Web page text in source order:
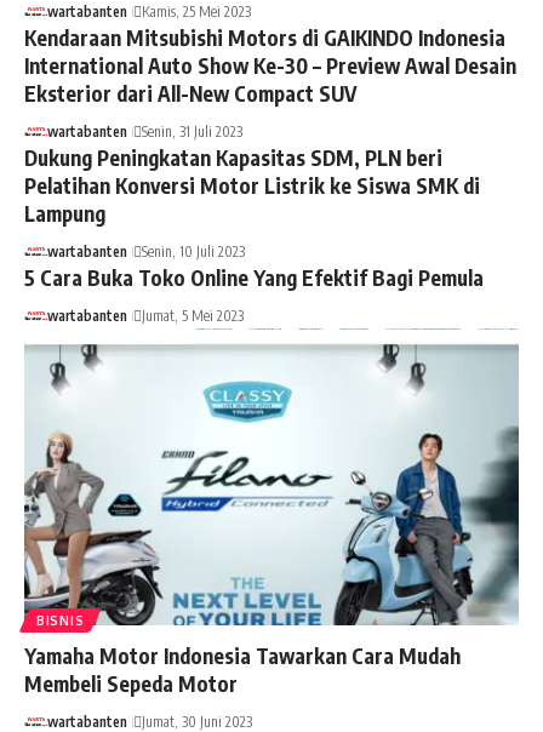
wartabanten Kamis, 25 Mei 2023
Kendaraan Mitsubishi Motors di GAIKINDO Indonesia
International Auto Show Ke-30 – Preview Awal Desain
Eksterior dari All-New Compact SUV
wartabanten Senin, 31 Juli 2023
Dukung Peningkatan Kapasitas SDM, PLN beri
Pelatihan Konversi Motor Listrik ke Siswa SMK di
Lampung
wartabanten Senin, 10 Juli 2023
5 Cara Buka Toko Online Yang Efektif Bagi Pemula
wartabanten Jumat, 5 Mei 2023
BISNIS
Yamaha Motor Indonesia Tawarkan Cara Mudah
Membeli Sepeda Motor
wartabanten Jumat, 30 Juni 2023